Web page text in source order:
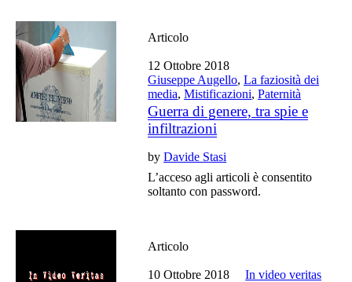
Articolo
12 Ottobre 2018
Giuseppe Augello,La faziosità dei
media,Mistificazioni,Paternità
Guerra di genere, tra spie e
infiltrazioni
byDavide Stasi
L’acceso agli articoli è consentito
soltanto con password.
Articolo
10 Ottobre 2018 In video veritas